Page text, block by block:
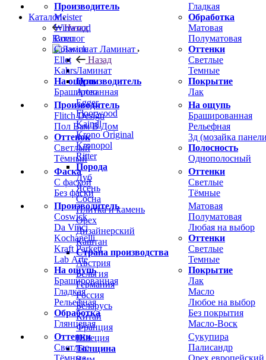
Производитель
Meister
Winwood
Boen
Coswick
Ellet
Kahrs
На ощупь
Брашированная
Гладкая
Обработка
Матовая
Полуматовая
Оттенки
Светлые
Темные
Покрытие
Лак
Производитель
Flitch Design
Пол Вам В Дом
Оттенок
Светлый
Тёмный
На ощупь
Брашированная
Рельефная
3д (мозайка
Полосность
Однополосный
Фаска
С фаской
Без фаски
Оттенки
Светлые
Тёмные
Производитель
Coswick
Da Vinci
Kochanelli
Kraft Parkett
Lab Arte
На ощупь
Брашированная
Гладкая
Рельефная
Обработка
Глянцевая
Матовая
Полуматовая
Любая на выбор
Оттенки
Светлые
Темные
Покрытие
Лак
Масло
Любое на выбор
Без покрытия
Масло-Воск
Оттенки
Светлые
Тёмные
Сукупира
Палисандр
Орех европейский
Каталог
Назад
Каталог
Ламинат
Назад
Ламинат
Производитель
Arteo
Egger
Floorwood
Kaindl
Krono Original
Kronopol
Ritter
Порода
Дуб
Ясень
Сосна
Плитка и камень
Орех
Дизайнерский
Каштан
Страна производства
Австрия
Бельгия
Германия
Россия
Беларусь
Китай
Франция
Швеция
Толщина